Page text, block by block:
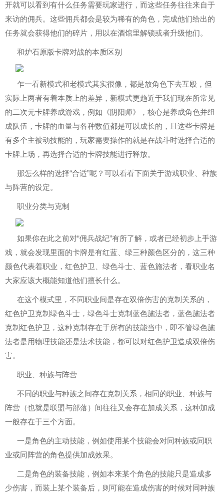
开就可以看到有什么任务需要玩家进行，而这些任务往往来自于
来访的佣兵。这些佣兵都会是较为稀有的角色，完成他们给出的
任务就会获得他们的碎片，用以在酒馆里解锁或者升级他们。
和炉石原版卡牌对战的本质区别
乍一看新模式和老模式其实很像，都是放角色下去互殴，但
实际上两者有着本质上的差异，新模式更趋近于我们现在所常见
的二次元卡牌养成游戏，例如《阴阳师》，核心是养成角色并组
成队伍，卡牌的血量与各种数值都是可以成长的，且这些卡牌是
有多个主被动技能的，玩家需要操作的就是在战斗时选择合适的
卡牌上场，再选择合适的卡牌技能进行释放。
那怎么样的选择“合适”呢？可以看看下面关于游戏职业、种族
与阵营的设定。
职业分类与克制
如果你在此之前对“佣兵战纪”有所了解，或者已经初步上手游
戏，就会发现里面的卡牌是有红蓝、绿三种颜色区分的，这三种
颜色代表着职业，红色护卫、绿色斗士、蓝色施法者，看职业名
大家应该大概能知道他们擅长什么。
在这个模式里，不同职业间是存在双倍伤害的克制关系的，
红色护卫克制绿色斗士，绿色斗士克制蓝色施法者，蓝色施法者
克制红色护卫，这种克制存在于所有的技能当中，即不管绿色施
法者是用物理技能还是法术技能，都可以对红色护卫造成双倍伤
害。
职业、种族与阵营
不同的职业与种族之间存在克制关系，相同的职业、种族与
阵营（也就是联盟与部落）间往往又会存在加成关系，这种加成
一般存在于三个方面。
一是角色的主动技能，例如使用某个技能会对同种族或同职
业或同阵营的角色提供加成效果。
二是角色的装备技能，例如本来某个角色的技能只是造成多
少伤害，而装上某个装备后，则可能在造成伤害的时候对同种族